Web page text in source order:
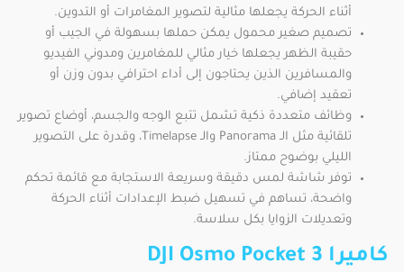
أثناء الحركة يجعلها مثالية لتصوير المغامرات أو التدوين.
تصميم صغير محمول يمكن حملها بسهولة في الجيب أو
حقيبة الظهر يجعلها خيار مثالي للمغامرين ومدوني الفيديو
والمسافرين الذين يحتاجون إلى أداء احترافي بدون وزن أو
تعقيد إضافي.
وظائف متعددة ذكية تشمل تتبع الوجه والجسم، أوضاع تصوير
تلقائية مثل الـ Panorama والـ Timelapse، وقدرة على التصوير
الليلي بوضوح ممتاز.
توفر شاشة لمس دقيقة وسريعة الاستجابة مع قائمة تحكم
واضحة، تساهم في تسهيل ضبط الإعدادات أثناء الحركة
وتعديلات الزوايا بكل سلاسة.
كاميرا DJI Osmo Pocket 3